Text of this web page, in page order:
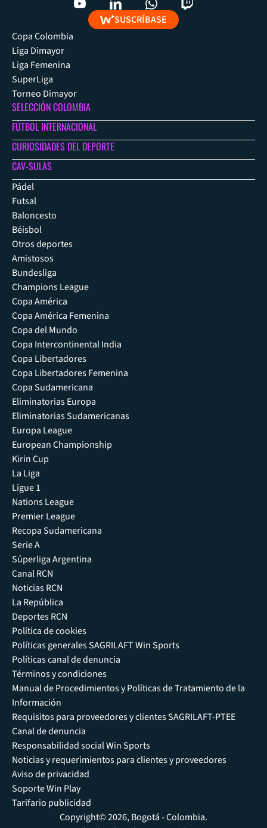
SUSCRÍBASE
Copa Colombia
Liga Dimayor
Liga Femenina
SuperLiga
Torneo Dimayor
SELECCIÓN COLOMBIA
FÚTBOL INTERNACIONAL
CURIOSIDADES DEL DEPORTE
CAV-SULAS
Pádel
Futsal
Baloncesto
Béisbol
Otros deportes
Amistosos
Bundesliga
Champions League
Copa América
Copa América Femenina
Copa del Mundo
Copa Intercontinental India
Copa Libertadores
Copa Libertadores Femenina
Copa Sudamericana
Eliminatorias Europa
Eliminatorias Sudamericanas
Europa League
European Championship
Kirin Cup
La Liga
Ligue 1
Nations League
Premier League
Recopa Sudamericana
Serie A
Súperliga Argentina
Canal RCN
Noticias RCN
La República
Deportes RCN
Política de cookies
Políticas generales SAGRILAFT Win Sports
Políticas canal de denuncia
Términos y condiciones
Manual de Procedimientos y Políticas de Tratamiento de la
Información
Requisitos para proveedores y clientes SAGRILAFT-PTEE
Canal de denuncia
Responsabilidad social Win Sports
Noticias y requerimientos para clientes y proveedores
Aviso de privacidad
Soporte Win Play
Tarifario publicidad
Copyright© 2026, Bogotá - Colombia.